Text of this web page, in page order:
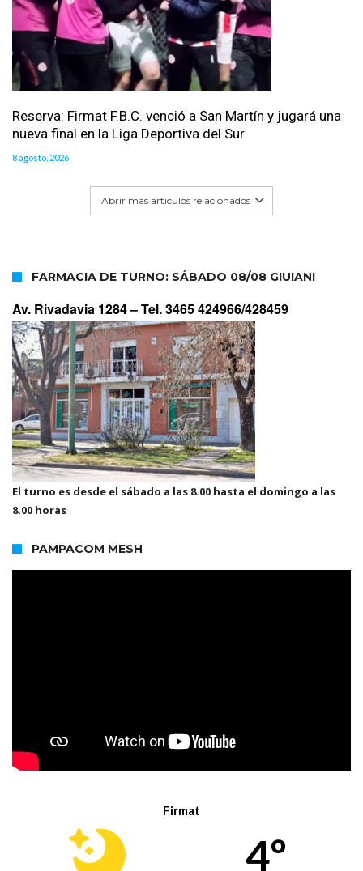
Reserva: Firmat F.B.C. venció a San Martín y jugará una
nueva final en la Liga Deportiva del Sur
8 agosto, 2026
Abrir mas artículos relacionados
FARMACIA DE TURNO: SÁBADO 08/08 GIUIANI
Av. Rivadavia 1284 –Tel. 3465 424966/428459
El turno es desde el sábado a las 8.00 hasta el domingo a las
8.00 horas
PAMPACOM MESH
Firmat
4º